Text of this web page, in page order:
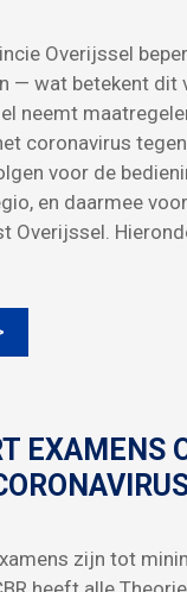
Overijssel
— wat betekent dit
neemt
coronavirus
voor de
en daarmee
Overijssel.
EXAMENS
zijn tot